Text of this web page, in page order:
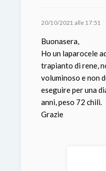
20/10/2021 alle 17:51
Buonasera,
Ho un laparocele
trapianto di rene,
voluminoso e non
eseguire per una
anni, peso 72 chili.
Grazie